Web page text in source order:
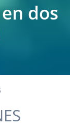
dos